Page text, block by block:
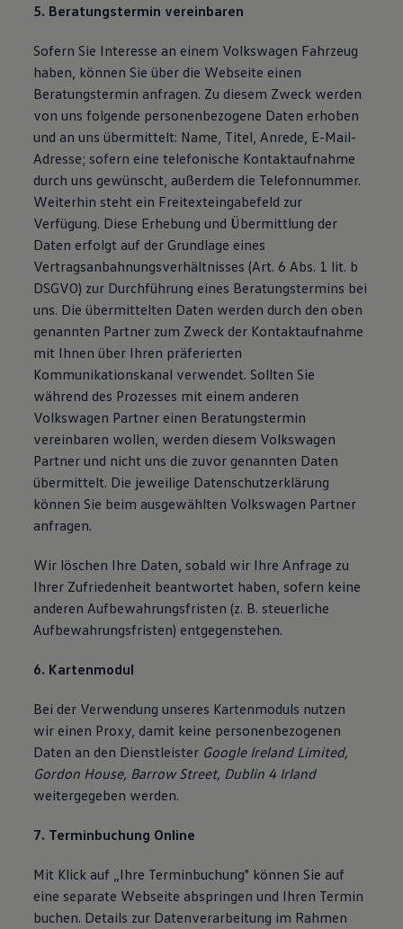
5. Beratungstermin vereinbaren
Sofern Sie Interesse an einem Volkswagen Fahrzeug
haben, können Sie über die Webseite einen
Beratungstermin anfragen. Zu diesem Zweck werden
von uns folgende personenbezogene Daten erhoben
und an uns übermittelt: Name, Titel, Anrede, E-Mail-
Adresse; sofern eine telefonische Kontaktaufnahme
durch uns gewünscht, außerdem die Telefonnummer.
Weiterhin steht ein Freitexteingabefeld zur
Verfügung. Diese Erhebung und Übermittlung der
Daten erfolgt auf der Grundlage eines
Vertragsanbahnungsverhältnisses (Art. 6 Abs. 1 lit. b
DSGVO) zur Durchführung eines Beratungstermins bei
uns. Die übermittelten Daten werden durch den oben
genannten Partner zum Zweck der Kontaktaufnahme
mit Ihnen über Ihren präferierten
Kommunikationskanal verwendet. Sollten Sie
während des Prozesses mit einem anderen
Volkswagen Partner einen Beratungstermin
vereinbaren wollen, werden diesem Volkswagen
Partner und nicht uns die zuvor genannten Daten
übermittelt. Die jeweilige Datenschutzerklärung
können Sie beim ausgewählten Volkswagen Partner
anfragen.
Wir löschen Ihre Daten, sobald wir Ihre Anfrage zu
Ihrer Zufriedenheit beantwortet haben, sofern keine
anderen Aufbewahrungsfristen (z. B. steuerliche
Aufbewahrungsfristen) entgegenstehen.
6. Kartenmodul
Bei der Verwendung unseres Kartenmoduls nutzen
wir einen Proxy, damit keine personenbezogenen
Daten an den Dienstleister Google Ireland Limited,
Gordon House, Barrow Street, Dublin 4 Irland
weitergegeben werden.
7. Terminbuchung Online
Mit Klick auf „Ihre Terminbuchung" können Sie auf
eine separate Webseite abspringen und Ihren Termin
buchen. Details zur Datenverarbeitung im Rahmen